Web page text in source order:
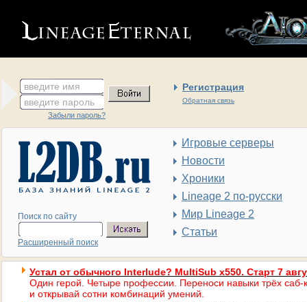
введите имя Регистрация
Обратная связь
введите пароль
Забыли пароль?
Поиск по сайту
Расширенный поиск
Игровые серверы
Новости
Хроники
Lineage 2 по-русски
Мир Lineage 2
Статьи
Устал от обычного Interlude? MultiSub x550. Старт 7
Один герой. Четыре профессии. Переноси навыки трёх саб-
и открывай сотни комбинаций умений.